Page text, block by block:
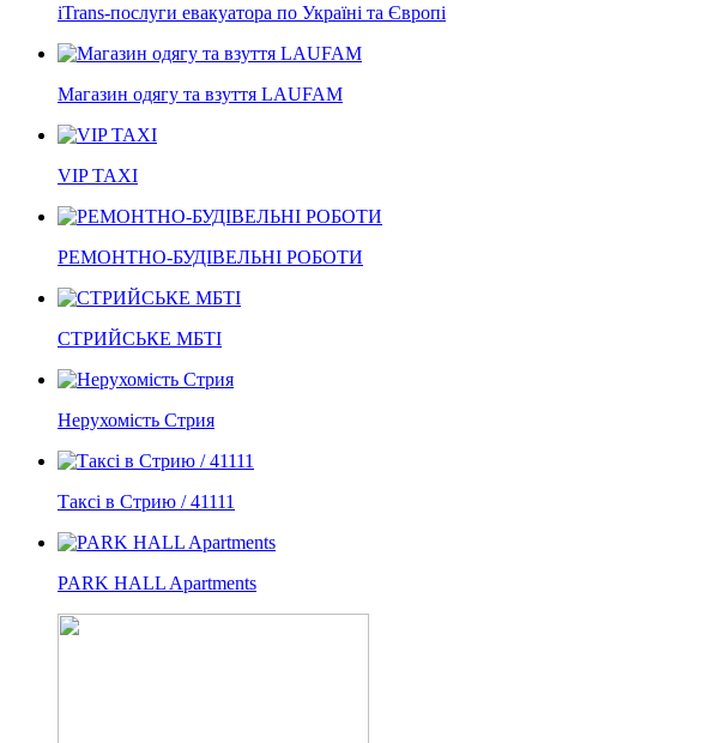
iTrans-послуги евакуатора по Україні та Європі
Магазин одягу та взуття LAUFAM
VIP TAXI
РЕМОНТНО-БУДІВЕЛЬНІ РОБОТИ
СТРИЙСЬКЕ МБТІ
Нерухомість Стрия
Таксі в Стрию / 41111
PARK HALL Apartments